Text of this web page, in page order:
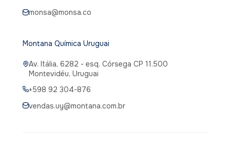
monsa@monsa.co
Montana Química Uruguai
Av. Itália, 6282 - esq. Córsega CP 11.500
Montevidéu, Uruguai
+598 92 304-876
vendas.uy@montana.com.br